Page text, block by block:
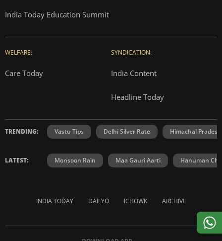
India Today Education Summit
WELFARE:
Care Today
SYNDICATION:
India Content
Headline Today
TRENDING: Vastu Tips Delhi Silver Rate Himachal
LATEST: Monsoon Rain Maa Gauri Aarti Hanuman
INDIA TODAY DAILYO ICHOWK ARCHIVE